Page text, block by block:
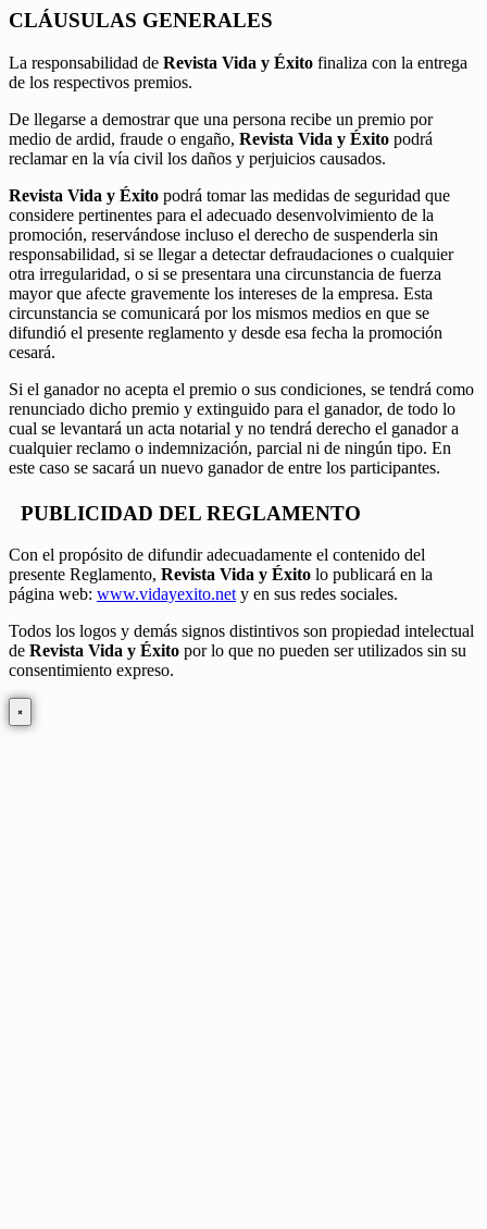
CLÁUSULAS GENERALES
La responsabilidad de Revista Vida y Éxito finaliza con la entrega
de los respectivos premios.
De llegarse a demostrar que una persona recibe un premio por
medio de ardid, fraude o engaño, Revista Vida y Éxito podrá
reclamar en la vía civil los daños y perjuicios causados.
Revista Vida y Éxito podrá tomar las medidas de seguridad que
considere pertinentes para el adecuado desenvolvimiento de la
promoción, reservándose incluso el derecho de suspenderla sin
responsabilidad, si se llegar a detectar defraudaciones o cualquier
otra irregularidad, o si se presentara una circunstancia de fuerza
mayor que afecte gravemente los intereses de la empresa. Esta
circunstancia se comunicará por los mismos medios en que se
difundió el presente reglamento y desde esa fecha la promoción
cesará.
Si el ganador no acepta el premio o sus condiciones, se tendrá como
renunciado dicho premio y extinguido para el ganador, de todo lo
cual se levantará un acta notarial y no tendrá derecho el ganador a
cualquier reclamo o indemnización, parcial ni de ningún tipo. En
este caso se sacará un nuevo ganador de entre los participantes.
PUBLICIDAD DEL REGLAMENTO
Con el propósito de difundir adecuadamente el contenido del
presente Reglamento, Revista Vida y Éxito lo publicará en la
página web: www.vidayexito.net y en sus redes sociales.
Todos los logos y demás signos distintivos son propiedad intelectual
de Revista Vida y Éxito por lo que no pueden ser utilizados sin su
consentimiento expreso.
×